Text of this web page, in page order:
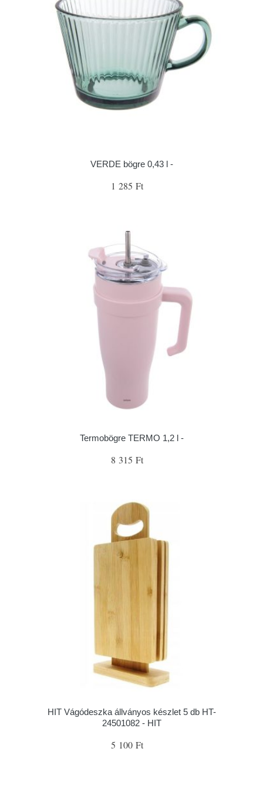
VERDE bögre 0,43 l -
1 285 Ft
Termobögre TERMO 1,2 l -
8 315 Ft
HIT Vágódeszka állványos készlet 5 db HT-
24501082 - HIT
5 100 Ft